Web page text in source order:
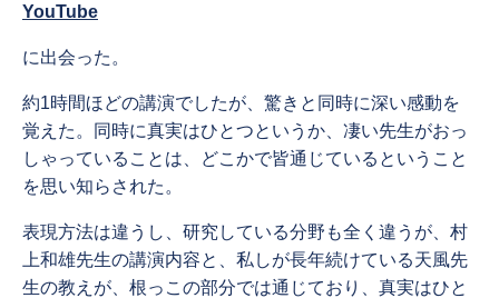
YouTube
に出会った。
約1時間ほどの講演でしたが、驚きと同時に深い感動を
覚えた。同時に真実はひとつというか、凄い先生がおっ
しゃっていることは、どこかで皆通じているということ
を思い知らされた。
表現方法は違うし、研究している分野も全く違うが、村
上和雄先生の講演内容と、私しが長年続けている天風先
生の教えが、根っこの部分では通じており、真実はひと